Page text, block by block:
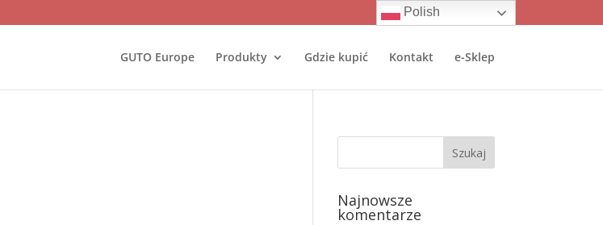
GUTO Europe Produkty Gdzie kupić Kontakt e-Sklep
Najnowsze
komentarze
Polish